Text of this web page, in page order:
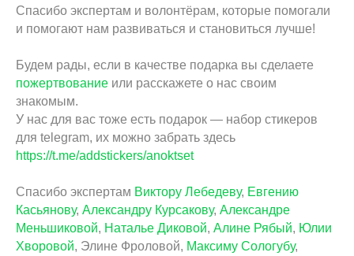
Спасибо экспертам и волонтёрам, которые помогали
и помогают нам развиваться и становиться лучше!
Будем рады, если в качестве подарка вы сделаете
пожертвование или расскажете о нас своим
знакомым.
У нас для вас тоже есть подарок — набор стикеров
для telegram, их можно забрать здесь
https://t.me/addstickers/anoktset
Спасибо экспертам Виктору Лебедеву, Евгению
Касьянову, Александру Курсакову, Александре
Меньшиковой, Наталье Диковой, Алине Рябый, Юлии
Хворовой, Элине Фроловой, Максиму Сологубу,